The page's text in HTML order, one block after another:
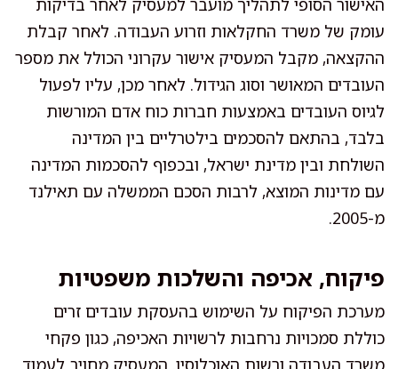
עומק של משרד החקלאות וזרוע העבודה. לאחר קבלת
ההקצאה, מקבל המעסיק אישור עקרוני הכולל את מספר
העובדים המאושר וסוג הגידול. לאחר מכן, עליו לפעול
לגיוס העובדים באמצעות חברות כוח אדם המורשות
בלבד, בהתאם להסכמים בילטרליים בין המדינה
השולחת ובין מדינת ישראל, ובכפוף להסכמות המדינה
עם מדינות המוצא, לרבות הסכם הממשלה עם תאילנד
מ-2005.
פיקוח, אכיפה והשלכות משפטיות
מערכת הפיקוח על השימוש בהעסקת עובדים זרים
כוללת סמכויות נרחבות לרשויות האכיפה, כגון פקחי
משרד העבודה ורשות האוכלוסין. המעסיק מחויב לעמוד